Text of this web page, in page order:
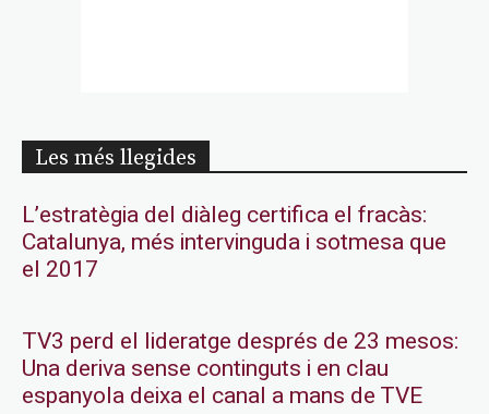
Les més llegides
L’estratègia del diàleg certifica el fracàs:
Catalunya, més intervinguda i sotmesa que
el 2017
TV3 perd el lideratge després de 23 mesos:
Una deriva sense continguts i en clau
espanyola deixa el canal a mans de TVE